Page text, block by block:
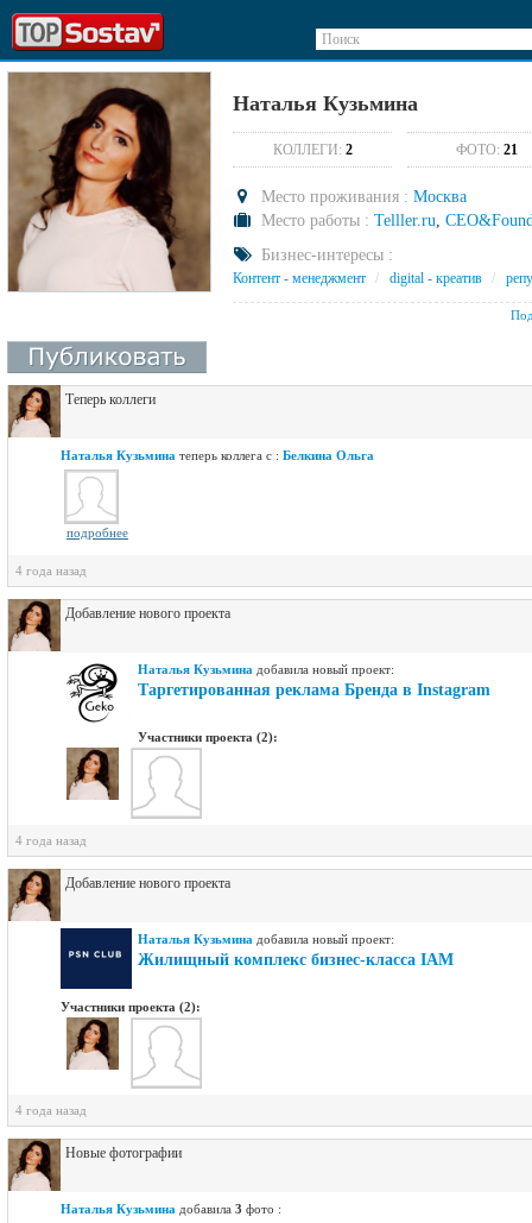
Поиск
Наталья Кузьмина
КОЛЛЕГИ: 2 ФОТО: 21
Место проживания : Москва
Место работы : Telller.ru,
Бизнес-интересы :
Контент - менеджмент / digital - креатив /
Теперь коллеги
Наталья Кузьмина теперь коллега с : Белкина Ольга
подробнее
4 года назад
Добавление нового проекта
Наталья Кузьмина добавилa новый проект:
Таргетированная реклама Бренда в Instagram
Участники проекта (2):
4 года назад
Добавление нового проекта
Наталья Кузьмина добавилa новый проект:
Жилищный комплекс бизнес-класса IAM
Участники проекта (2):
4 года назад
Новые фотографии
Наталья Кузьмина добавила 3 фото :